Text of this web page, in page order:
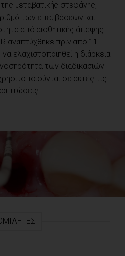
μεταβατικής στεφάνης,
των επεμβάσεων και
από αισθητικής άποψης.
αναπτύχθηκε πριν από 11
ελαχιστοποιηθεί η διάρκεια
των διαδικασιών
σε αυτές τις